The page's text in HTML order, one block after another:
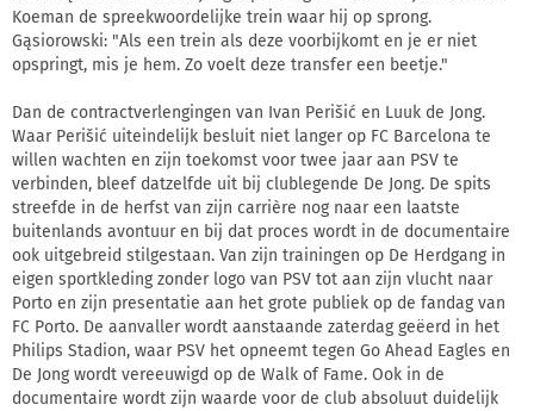
Koeman de spreekwoordelijke trein waar hij op sprong.
Gąsiorowski: "Als een trein als deze voorbijkomt en je er niet
opspringt, mis je hem. Zo voelt deze transfer een beetje."
Dan de contractverlengingen van Ivan Perišić en Luuk de Jong.
Waar Perišić uiteindelijk besluit niet langer op FC Barcelona te
willen wachten en zijn toekomst voor twee jaar aan PSV te
verbinden, bleef datzelfde uit bij clublegende De Jong. De spits
streefde in de herfst van zijn carrière nog naar een laatste
buitenlands avontuur en bij dat proces wordt in de documentaire
ook uitgebreid stilgestaan. Van zijn trainingen op De Herdgang in
eigen sportkleding zonder logo van PSV tot aan zijn vlucht naar
Porto en zijn presentatie aan het grote publiek op de fandag van
FC Porto. De aanvaller wordt aanstaande zaterdag geëerd in het
Philips Stadion, waar PSV het opneemt tegen Go Ahead Eagles en
De Jong wordt vereeuwigd op de Walk of Fame. Ook in de
documentaire wordt zijn waarde voor de club absoluut duidelijk